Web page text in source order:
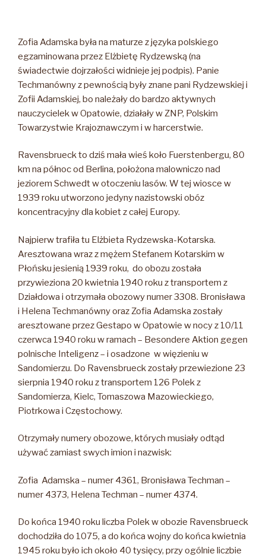
Zofia Adamska była na maturze z języka polskiego
egzaminowana przez Elżbietę Rydzewską (na
świadectwie dojrzałości widnieje jej podpis). Panie
Techmanówny z pewnością były znane pani Rydzewskiej i
Zofii Adamskiej, bo należały do bardzo aktywnych
nauczycielek w Opatowie, działały w ZNP, Polskim
Towarzystwie Krajoznawczym i w harcerstwie.
Ravensbrueck to dziś mała wieś koło Fuerstenbergu, 80
km na północ od Berlina, położona malowniczo nad
jeziorem Schwedt w otoczeniu lasów. W tej wiosce w
1939 roku utworzono jedyny nazistowski obóz
koncentracyjny dla kobiet z całej Europy.
Najpierw trafiła tu Elżbieta Rydzewska-Kotarska.
Aresztowana wraz z mężem Stefanem Kotarskim w
Płońsku jesienią 1939 roku, do obozu została
przywieziona 20 kwietnia 1940 roku z transportem z
Działdowa i otrzymała obozowy numer 3308. Bronisława
i Helena Techmanówny oraz Zofia Adamska zostały
aresztowane przez Gestapo w Opatowie w nocy z 10/11
czerwca 1940 roku w ramach – Besondere Aktion gegen
polnische Inteligenz – i osadzone w więzieniu w
Sandomierzu. Do Ravensbrueck zostały przewiezione 23
sierpnia 1940 roku z transportem 126 Polek z
Sandomierza, Kielc, Tomaszowa Mazowieckiego,
Piotrkowa i Częstochowy.
Otrzymały numery obozowe, których musiały odtąd
używać zamiast swych imion i nazwisk:
Zofia Adamska – numer 4361, Bronisława Techman –
numer 4373, Helena Techman – numer 4374.
Do końca 1940 roku liczba Polek w obozie Ravensbrueck
dochodziła do 1075, a do końca wojny do końca kwietnia
1945 roku było ich około 40 tysięcy, przy ogólnie liczbie